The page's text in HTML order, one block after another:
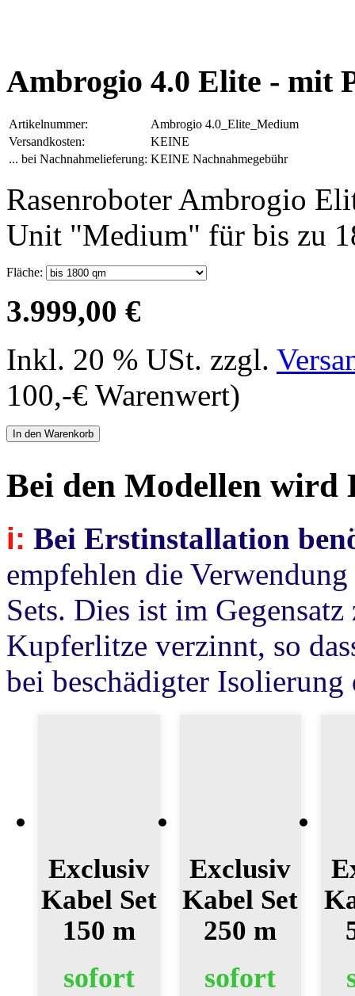
Ambrogio 4.0 Elite - mit
Artikelnummer:
Ambrogio 4.0_Elite_Medium
Versandkosten:
KEINE
... bei Nachnahmelieferung: KEINE Nachnahmegebühr
Rasenroboter Ambrogio
Unit "Medium" für bis zu
Fläche:
3.999,00 €
Inkl. 20 % USt. zzgl.
100,-€ Warenwert)
In den Warenkorb
Bei den Modellen wird
i: Bei Erstinstallation
empfehlen die
Sets. Dies ist im
Kupferlitze verzinnt, so
bei beschädigter
Exclusiv
Kabel Set
150 m
sofort
Exclusiv
Kabel Set
250 m
sofort